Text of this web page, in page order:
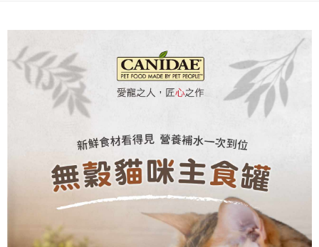
【注意事項】
１．透過由恩沛科技股份有限公司提供之「AFTEE先享後付」服務完成之交
易，需依本服務之必要範圍內提供個人資料，並將交易相關給付款項請求債
權轉讓予恩沛科技股份有限公司。
２．關於個人資料處理事宜，請瀏覽以下網址：
https://aftee.tw/terms/#terms3
３．未成年的使用者請事先徵得法定代理人或監護人之同意方可使用
４．使用「AFTEE先享後付」時，將依據個別帳號之用戶狀況，依本公司即
時審查核予不同之上限額度；若仍有額度不足之情形，本公司將視審查結果
請求用戶進行身份認證。
５．嚴禁一人註冊多個帳號或使用他人資訊註冊。若發現惡意使用之情形，
恩沛科技股份有限公司將有權停止該用戶之使用額度並採取法律行動。
一般宅配
每筆NT$100，滿NT$2,000(含以上)免運費
大型貨運
每筆NT$300